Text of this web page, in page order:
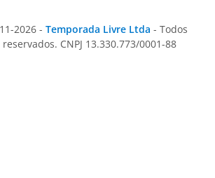
2026 - Temporada Livre Ltda - Todos
CNPJ 13.330.773/0001-88